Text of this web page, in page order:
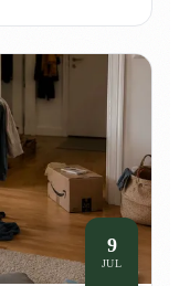
9
JUL